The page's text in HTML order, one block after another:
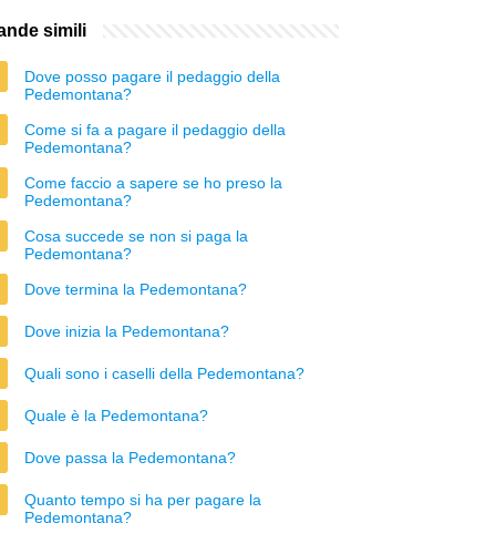
simili
Dove posso pagare il pedaggio della
Pedemontana?
Come si fa a pagare il pedaggio della
Pedemontana?
Come faccio a sapere se ho preso la
Pedemontana?
Cosa succede se non si paga la
Pedemontana?
Dove termina la Pedemontana?
Dove inizia la Pedemontana?
Quali sono i caselli della Pedemontana?
Quale è la Pedemontana?
Dove passa la Pedemontana?
Quanto tempo si ha per pagare la
Pedemontana?